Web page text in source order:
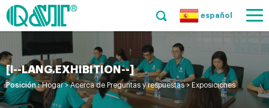
español
[!--LANG.EXHIBITION--]
Posición : Hogar>Acerca de Preguntas y respuestas> Exposiciones